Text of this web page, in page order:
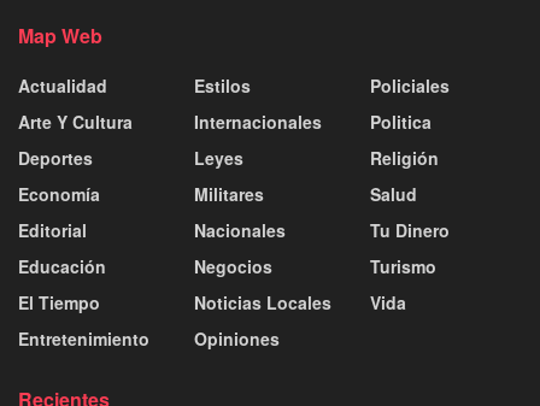
Map Web
Actualidad
Arte Y Cultura
Deportes
Economía
Editorial
Educación
El Tiempo
Entretenimiento
Estilos
Internacionales
Leyes
Militares
Nacionales
Negocios
Noticias Locales
Opiniones
Policiales
Politica
Religión
Salud
Tu Dinero
Turismo
Vida
Recientes